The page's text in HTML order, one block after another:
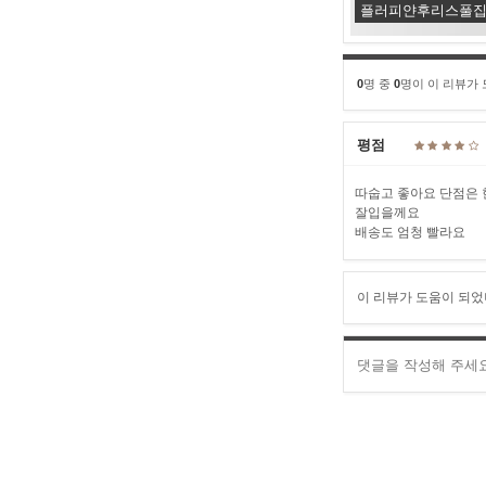
플러피얀후리스풀
0명 중 0명이 이 리뷰가
평점
따숩고 좋아요 단점은
잘입을께요
배송도 엄청 빨라요
이 리뷰가 도움이 되